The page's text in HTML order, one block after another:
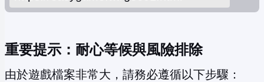
重要提示：耐心等候與風險排除
由於遊戲檔案非常大，請務必遵循以下步驟：